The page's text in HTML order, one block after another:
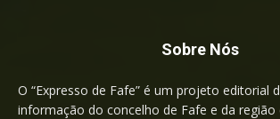
Sobre Nós
O “Expresso de Fafe” é um projeto editorial
informação do concelho de Fafe e da região